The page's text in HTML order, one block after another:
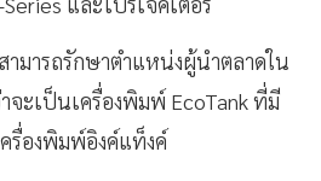
มารถรักษาตำแหน่งผู้นำตลาดใน
ะเป็นเครื่องพิมพ์ EcoTank ที่มี
รื่องพิมพ์อิงค์แท็งค์